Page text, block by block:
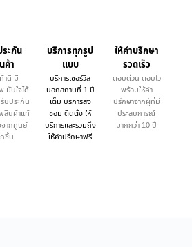
ะกัน
ค้า
าดี มี
มั่นใจได้
บประกัน
สินค้าแท้
ากศูนย์
ชิ้น
บริการทุกรูป
แบบ
บริการเซอร์วิส
นอกสถานที่ 1 ปี
เต็ม บริการส่ง
ซ่อม ติดตั้ง ให้
บริการและรวมถึง
ให้คำปรึกษาฟรี
ให้คำบรึกษา
รวดเร็ว
ตอบด่วน ตอบไว
พร้อมให้คำ
ปรึกษาจากผู้ที่มี
ประสบการณ์
มากกว่า 10 ปี